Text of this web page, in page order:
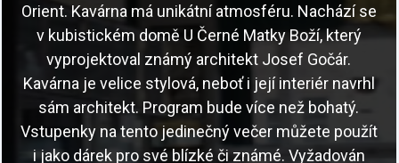
Orient. Kavárna má unikátní atmosféru. Nachází se
v kubistickém domě U Černé Matky Boží, který
vyprojektoval známý architekt Josef Gočár.
Kavárna je velice stylová, neboť i její interiér navrhl
sám architekt. Program bude více než bohatý.
Vstupenky na tento jedinečný večer můžete použít
i jako dárek pro své blízké či známé. Vyžadován